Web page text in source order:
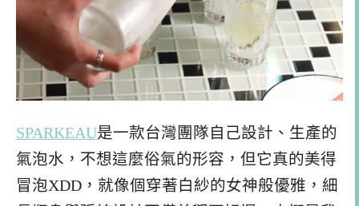
SPARKEAU是一款台灣團隊自己設計、生產的
氣泡水，不想這麼俗氣的形容，但它真的美得
冒泡XDD，就像個穿著白紗的女神般優雅，細